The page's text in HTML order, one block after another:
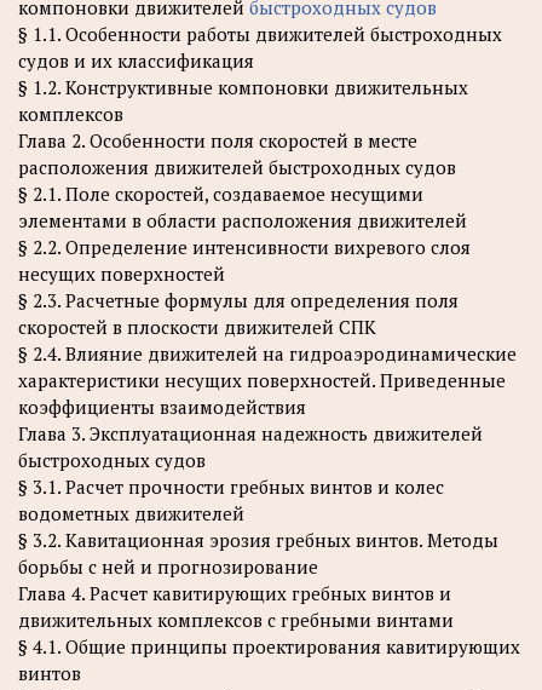
компоновки движителей быстроходных судов
§ 1.1. Особенности работы движителей быстроходных
судов и их классификация
§ 1.2. Конструктивные компоновки движительных
комплексов
Глава 2. Особенности поля скоростей в месте
расположения движителей быстроходных судов
§ 2.1. Поле скоростей, создаваемое несущими
элементами в области расположения движителей
§ 2.2. Определение интенсивности вихревого слоя
несущих поверхностей
§ 2.3. Расчетные формулы для определения поля
скоростей в плоскости движителей СПК
§ 2.4. Влияние движителей на гидроаэродинамические
характеристики несущих поверхностей. Приведенные
коэффициенты взаимодействия
Глава 3. Эксплуатационная надежность движителей
быстроходных судов
§ 3.1. Расчет прочности гребных винтов и колес
водометных движителей
§ 3.2. Кавитационная эрозия гребных винтов. Методы
борьбы с ней и прогнозирование
Глава 4. Расчет кавитирующих гребных винтов и
движительных комплексов с гребными винтами
§ 4.1. Общие принципы проектирования кавитирующих
винтов